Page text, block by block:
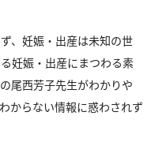
、妊娠・出産は未知の世
妊娠・出産にまつわる素
尾西芳子先生がわかりや
からない情報に惑わされず